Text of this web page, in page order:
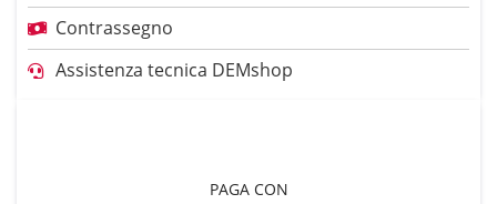
Contrassegno
Assistenza tecnica DEMshop
PAGA CON